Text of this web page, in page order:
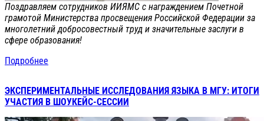
Поздравляем сотрудников ИИЯМС с награждением Почетной
грамотой Министерства просвещения Российской Федерации за
многолетний добросовестный труд и значительные заслуги в
сфере образования!
Подробнее
ЭКСПЕРИМЕНТАЛЬНЫЕ ИССЛЕДОВАНИЯ ЯЗЫКА В МГУ: ИТОГИ
УЧАСТИЯ В ШОУКЕЙС-СЕССИИ